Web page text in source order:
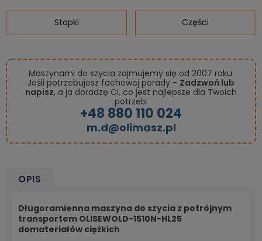
Stopki Części
Maszynami do szycia zajmujemy się od 2007 roku.
Jeśli potrzebujesz fachowej porady - Zadzwoń lub
napisz, a ja doradzę Ci, co jest najlepsze dla Twoich
potrzeb.
+48 880 110 024
m.d@olimasz.pl
OPIS
Długoramienna maszyna do szycia z potrójnym
transportem OLISEWOLD-1510N-HL25
domateriałów ciężkich